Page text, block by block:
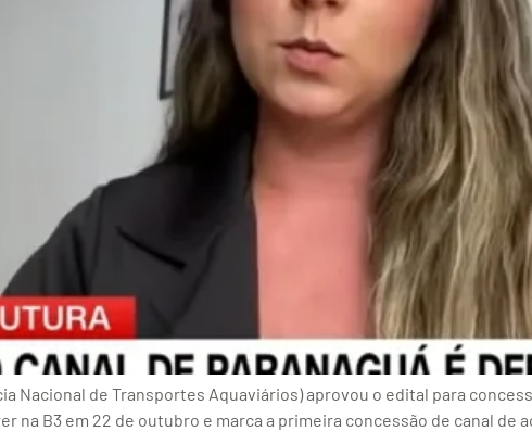
Nacional de Transportes Aquaviários) aprovou o edital para
na B3 em 22 de outubro e marca a primeira concessão de canal de